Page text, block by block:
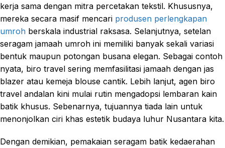
kerja sama dengan mitra percetakan tekstil. Khususnya,
mereka secara masif mencari produsen perlengkapan
umroh berskala industrial raksasa. Selanjutnya, setelan
seragam jamaah umroh ini memiliki banyak sekali variasi
bentuk maupun potongan busana elegan. Sebagai contoh
nyata, biro travel sering memfasilitasi jamaah dengan jas
blazer atau kemeja blouse cantik. Lebih lanjut, agen biro
travel andalan kini mulai rutin mengadopsi lembaran kain
batik khusus. Sebenarnya, tujuannya tiada lain untuk
menonjolkan ciri khas estetik budaya luhur Nusantara kita.
Dengan demikian, pemakaian seragam batik kedaerahan